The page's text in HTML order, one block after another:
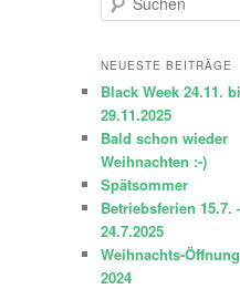
u
h
n
NEUESTE BEITRÄGE
Black Week 24.11.
29.11.2025
Bald schon wieder
Weihnachten :-)
Spätsommer
Betriebsferien 15.7.
24.7.2025
Weihnachts-
2024